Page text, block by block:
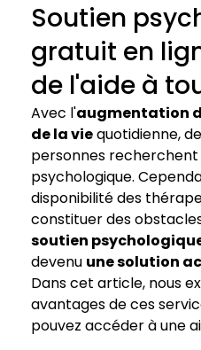
Soutien
gratuit en
de l'aide à
Avec l'augmentation
de la viequotidienne,
personnes recherchent
psychologique.
disponibilité des
constituer des
soutien
devenu une solution
Dans cet article, nous
avantages de ces
pouvez accéder à une